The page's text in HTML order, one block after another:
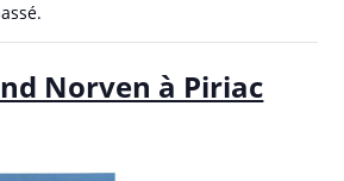
Norven à Piriac